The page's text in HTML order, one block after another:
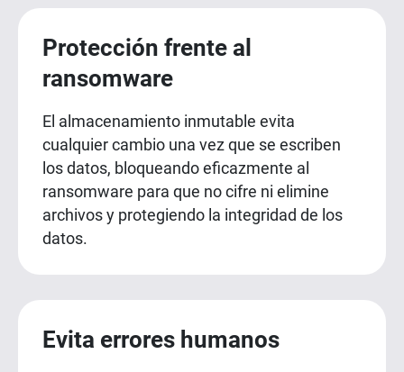
Protección frente al
ransomware
El almacenamiento inmutable evita
cualquier cambio una vez que se escriben
los datos, bloqueando eficazmente al
ransomware para que no cifre ni elimine
archivos y protegiendo la integridad de los
datos.
Evita errores humanos